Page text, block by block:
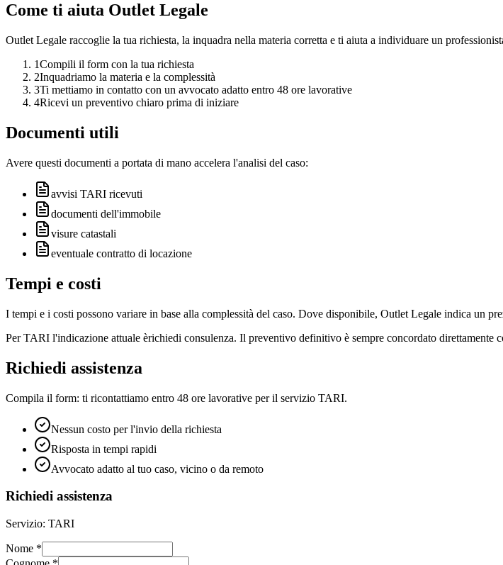
Come ti aiuta Outlet Legale
Outlet Legale raccoglie la tua richiesta, la inquadra nella materia corretta e ti aiuta a individuare un
1Compili il form con la tua richiesta
2Inquadriamo la materia e la complessità
3Ti mettiamo in contatto con un avvocato adatto entro 48 ore lavorative
4Ricevi un preventivo chiaro prima di iniziare
Documenti utili
Avere questi documenti a portata di mano accelera l'analisi del caso:
avvisi TARI ricevuti
documenti dell'immobile
visure catastali
eventuale contratto di locazione
Tempi e costi
I tempi e i costi possono variare in base alla complessità del caso. Dove disponibile, Outlet Legale indica un
PerTARI l'indicazione attuale èrichiedi consulenza. Il preventivo definitivo è sempre concordato direttamente
Richiedi assistenza
Compila il form: ti ricontattiamo entro 48 ore lavorative per il servizio TARI.
Nessun costo per l'invio della richiesta
Risposta in tempi rapidi
Avvocato adatto al tuo caso, vicino o da remoto
Richiedi assistenza
Servizio: TARI
Nome *